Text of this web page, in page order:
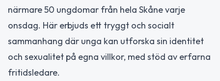
närmare 50 ungdomar från hela Skåne varje
onsdag. Här erbjuds ett tryggt och socialt
sammanhang där unga kan utforska sin identitet
och sexualitet på egna villkor, med stöd av erfarna
fritidsledare.